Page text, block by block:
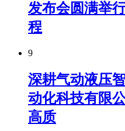
发布会圆满举
程
9
深耕气动液压
动化科技有限
高质